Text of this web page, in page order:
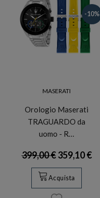
-10%
MASERATI
Orologio Maserati
TRAGUARDO da
uomo - R…
399,00 €359,10 €
Acquista